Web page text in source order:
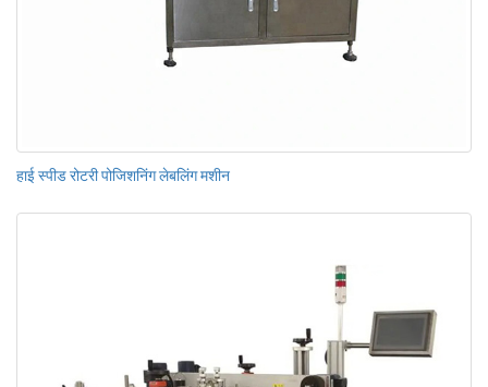
हाई स्पीड रोटरी पोजिशनिंग लेबलिंग मशीन